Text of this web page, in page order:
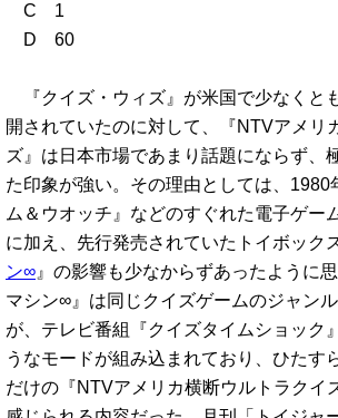
C 1
D 60
『クイズ・ウィズ』が米国で少なくと
開されていたのに対して、『NTVアメリ
ズ』は日本市場であまり話題にならず、
た印象が強い。その理由としては、1980
ム＆ウオッチ』などのすぐれた電子ゲー
に加え、先行発売されていたトイボック
ン∞ 』の影響も少なからずあったように
マシン∞』は同じクイズゲームのジャン
が、テレビ番組『クイズタイムショック
うなモードが組み込まれており、ひたす
だけの『NTVアメリカ横断ウルトラクイ